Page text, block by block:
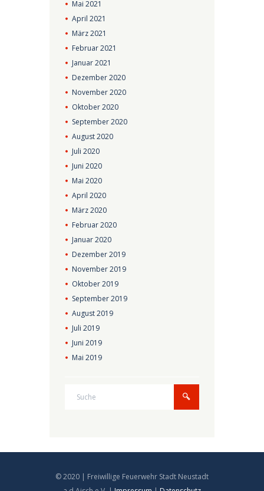
Mai2021
April2021
März2021
Februar2021
Januar2021
Dezember2020
November2020
Oktober2020
September2020
August2020
Juli2020
Juni2020
Mai2020
April2020
März2020
Februar2020
Januar2020
Dezember2019
November2019
Oktober2019
September2019
August2019
Juli2019
Juni2019
Mai2019
© 2020 | Freiwillige Feuerwehr Stadt Neustadt